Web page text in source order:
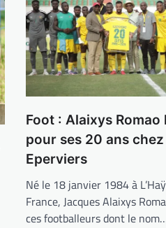
Foot : Alaixys Romao
pour ses 20 ans
Eperviers
Né le 18 janvier 1984 à
France, Jacques Alaixys
ces footballeurs dont le